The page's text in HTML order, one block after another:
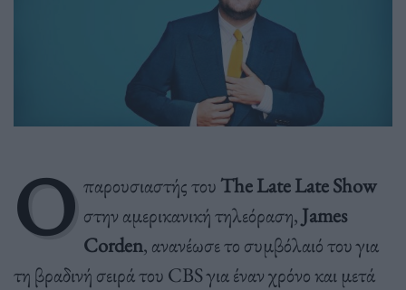
Ο παρουσιαστής του The Late Late Show
στην αμερικανική τηλεόραση, James
Corden, ανανέωσε το συμβόλαιό του για
τη βραδινή σειρά του CBS για έναν χρόνο και μετά